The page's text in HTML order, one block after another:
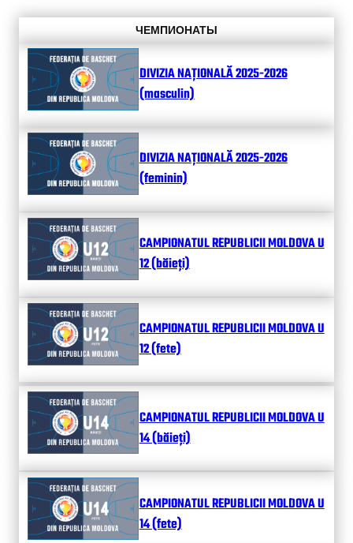
ЧЕМПИОНАТЫ
DIVIZIA NAȚIONALĂ 2025-2026
(masculin)
DIVIZIA NAȚIONALĂ 2025-2026
(feminin)
CAMPIONATUL REPUBLICII MOLDOVA U
12 (băieți)
CAMPIONATUL REPUBLICII MOLDOVA U
12 (fete)
CAMPIONATUL REPUBLICII MOLDOVA U
14 (băieți)
CAMPIONATUL REPUBLICII MOLDOVA U
14 (fete)